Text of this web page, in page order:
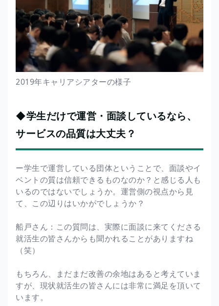
2019年キャリアシアターの様子
◆学生だけで運営・面談しているなら、
サービスの品質は大丈夫？
ー学生で運営している団体ということで、面談やイ
ベントの質は信頼できるものなのか？と感じる人も
いるのではないでしょうか。運営側の視点から見
て、この辺りはいかがでしょうか？
船戸さん：この質問は、実際に面談に来てくださる
就活生の皆さんからも聞かれることがありますね
（笑）
もちろん、まだまだ改善の余地はあると考えていま
すが、現状就活生の皆さんには非常に満足を頂いて
います。